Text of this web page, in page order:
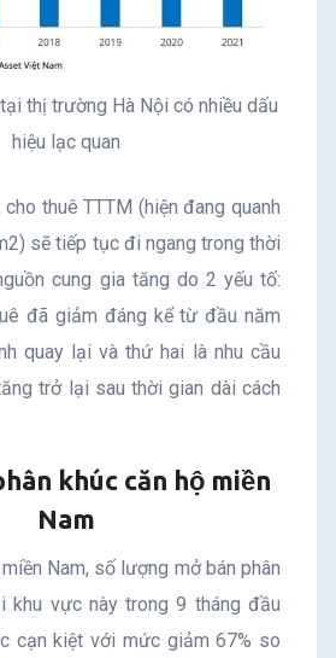
thị trường Hà Nội có nhiều dấu
hiệu lạc quan
thuê TTTM (hiện đang quanh
sẽ tiếp tục đi ngang trong thời
cung gia tăng do 2 yếu tố:
đã giảm đáng kể từ đầu năm
quay lại và thứ hai là nhu cầu
trở lại sau thời gian dài cách
khúc căn hộ miền
Nam
Nam, số lượng mở bán phân
khu vực này trong 9 tháng đầu
cạn kiệt với mức giảm 67% so